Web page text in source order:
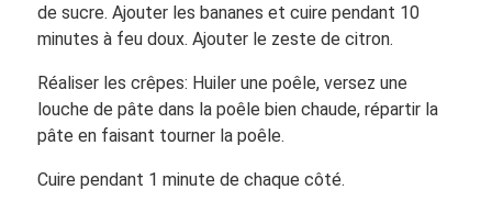
de sucre. Ajouter les bananes et cuire pendant 10
minutes à feu doux. Ajouter le zeste de citron.
Réaliser les crêpes: Huiler une poêle, versez une
louche de pâte dans la poêle bien chaude, répartir la
pâte en faisant tourner la poêle.
Cuire pendant 1 minute de chaque côté.